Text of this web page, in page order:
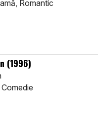
Romantic
(1996)